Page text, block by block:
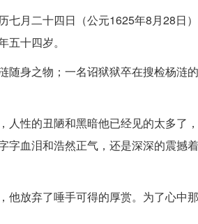
月二十四日（公元1625年8月28日
十四岁。
身之物；一名诏狱狱卒在搜检杨涟
性的丑陋和黑暗他已经见的太多了
血泪和浩然正气，还是深深的震撼
放弃了唾手可得的厚赏。为了心中